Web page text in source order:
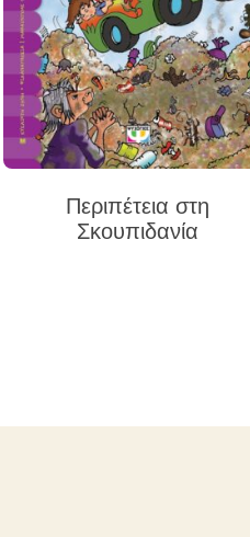
Περιπέτεια στη
Σκουπιδανία